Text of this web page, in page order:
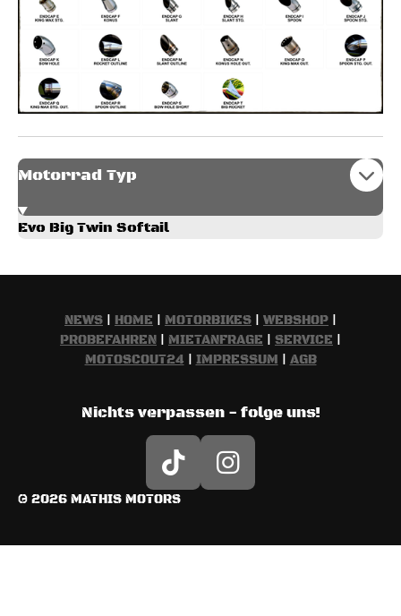
Motorrad Typ
Evo Big Twin Softail
NEWS HOME MOTORBIKES WEBSHOP
PROBEFAHREN
MIETANFRAGE SERVICE
MOTOSCOUT24
IMPRESSUM AGB
Nichts verpassen - folge uns!
T
i
T
I
t
© 2026 MATHIS MOTORS